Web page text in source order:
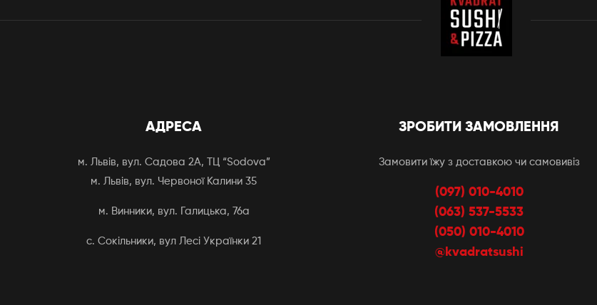
АДРЕСА
м. Львів, вул. Садова 2А, ТЦ “Sodova”
м. Львів, вул. Червоної Калини 35
м. Винники, вул. Галицька, 76а
с. Сокільники, вул Лесі Українки 21
ЗРОБИТИ ЗАМОВЛЕННЯ
Замовити їжу з доставкою чи самовивіз
(097) 010-4010
(063) 537-5533
(050) 010-4010
@kvadratsushi